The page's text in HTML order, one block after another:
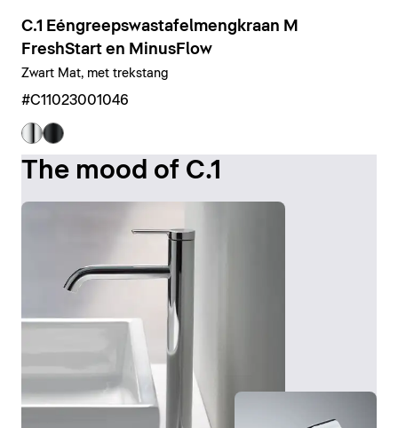
C.1 Eéngreepswastafelmengkraan M
FreshStart en MinusFlow
Zwart Mat, met trekstang
#C11023001046
The mood of C.1